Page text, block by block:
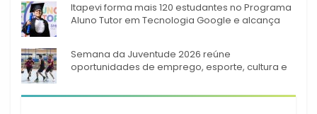
Itapevi forma mais 120 estudantes no Programa
Aluno Tutor em Tecnologia Google e alcança
Semana da Juventude 2026 reúne
oportunidades de emprego, esporte, cultura e